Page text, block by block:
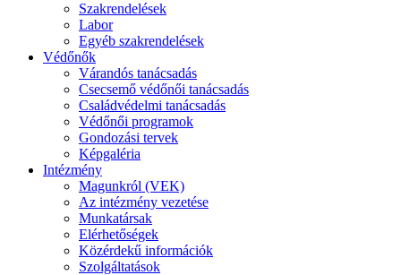
Szakrendelések
Labor
Egyéb szakrendelések
Védőnők
Várandós tanácsadás
Csecsemő védőnői tanácsadás
Családvédelmi tanácsadás
Védőnői programok
Gondozási tervek
Képgaléria
Intézmény
Magunkról (VEK)
Az intézmény vezetése
Munkatársak
Elérhetőségek
Közérdekű információk
Szolgáltatások